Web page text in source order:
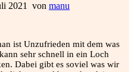
2021 von manu
ist Unzufrieden mit dem was
sehr schnell in ein Loch
Dabei gibt es soviel was wir